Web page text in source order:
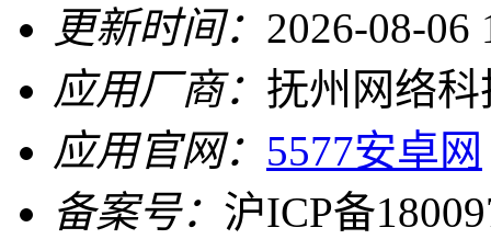
更新时间： 2026-08-06
应用厂商： 抚州网络
应用官网： 5577安卓网
备案号： 沪ICP备